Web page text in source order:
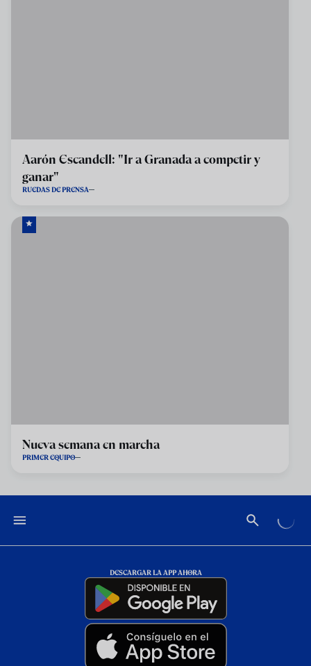
Aarón Escandell: "Ir a Granada a competir y
ganar"
RUEDAS DE PRENSA
Nueva semana en marcha
PRIMER EQUIPO
DESCARGAR LA APP AHORA